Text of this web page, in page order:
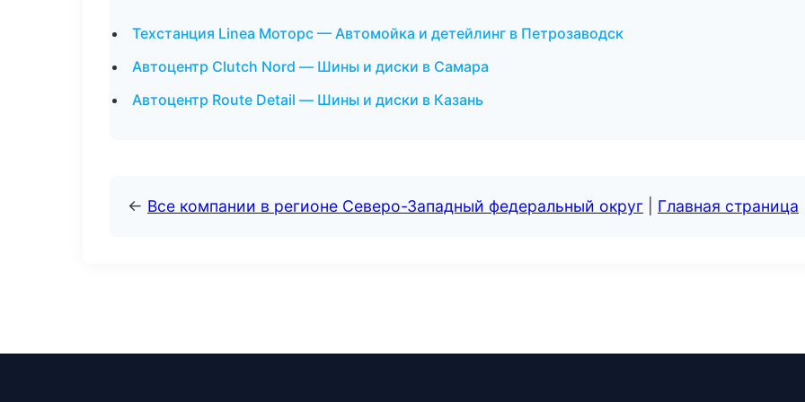
Техстанция Linea Моторс — Автомойка и детейлинг в Петрозаводск
Автоцентр Clutch Nord — Шины и диски в Самара
Автоцентр Route Detail — Шины и диски в Казань
← Все компании в регионе Северо-Западный федеральный округ Главная страница